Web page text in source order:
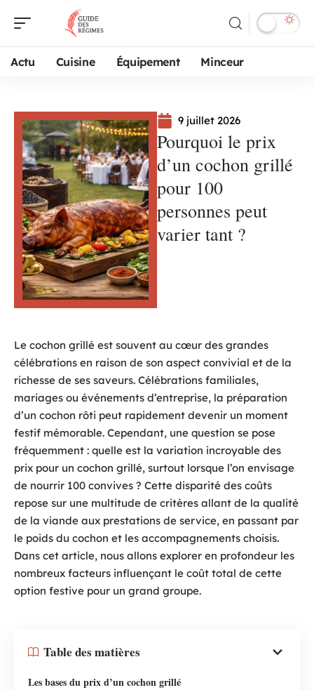
Actu Cuisine Équipement Minceur
9 juillet 2026
Pourquoi le prix
d’un cochon grillé
pour 100
personnes peut
varier tant ?
Le cochon grillé est souvent au cœur des grandes
célébrations en raison de son aspect convivial et de la
richesse de ses saveurs. Célébrations familiales,
mariages ou événements d’entreprise, la préparation
d’un cochon rôti peut rapidement devenir un moment
festif mémorable. Cependant, une question se pose
fréquemment : quelle est la variation incroyable des
prix pour un cochon grillé, surtout lorsque l’on envisage
de nourrir 100 convives ? Cette disparité des coûts
repose sur une multitude de critères allant de la qualité
de la viande aux prestations de service, en passant par
le poids du cochon et les accompagnements choisis.
Dans cet article, nous allons explorer en profondeur les
nombreux facteurs influençant le coût total de cette
option festive pour un grand groupe.
Table des matières
Les bases du prix d’un cochon grillé